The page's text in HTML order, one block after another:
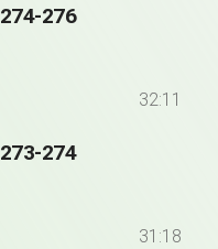
276
32:11
274
31:18